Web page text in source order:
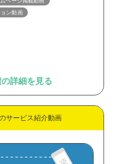
ン動画
詳細を見る
サービス紹介動画